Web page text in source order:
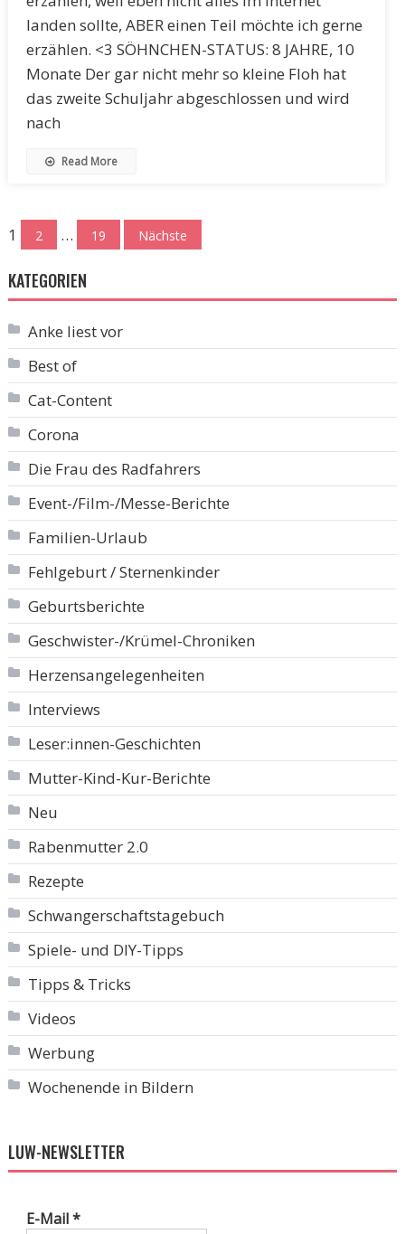
landen sollte, ABER einen Teil möchte ich gerne
erzählen. <3 SÖHNCHEN-STATUS: 8 JAHRE, 10
Monate Der gar nicht mehr so kleine Floh hat
das zweite Schuljahr abgeschlossen und wird
nach
Read More
Seitennummerierung
Beiträge
1 2 … 19 Nächste
KATEGORIEN
Anke liest vor
Best of
Cat-Content
Corona
Die Frau des Radfahrers
Event-/Film-/Messe-Berichte
Familien-Urlaub
Fehlgeburt / Sternenkinder
Geburtsberichte
Geschwister-/Krümel-Chroniken
Herzensangelegenheiten
Interviews
Leser:innen-Geschichten
Mutter-Kind-Kur-Berichte
Neu
Rabenmutter 2.0
Rezepte
Schwangerschaftstagebuch
Spiele- und DIY-Tipps
Tipps & Tricks
Videos
Werbung
Wochenende in Bildern
LUW-NEWSLETTER
E-Mail*